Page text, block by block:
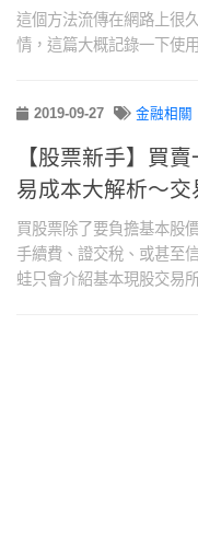
這個方法流傳在網路上很
情，這篇大概記錄一下使
2019-09-27 金融相關
【股票新手】買
易成本大解析～交
買股票除了要負擔基本股
手續費、證交稅、或甚至
蛙只會介紹基本現股交易